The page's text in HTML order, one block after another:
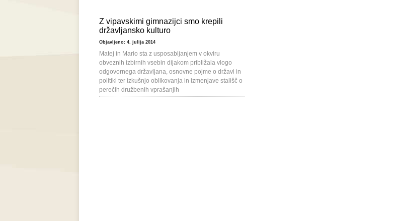
Z vipavskimi gimnazijci smo krepili
državljansko kulturo
Objavljeno: 4. julija 2014
Matej in Mario sta z usposabljanjem v okviru
obveznih izbirnih vsebin dijakom približala vlogo
odgovornega državljana, osnovne pojme o državi in
politiki ter izkušnjo oblikovanja in izmenjave stališč o
perečih družbenih vprašanjih